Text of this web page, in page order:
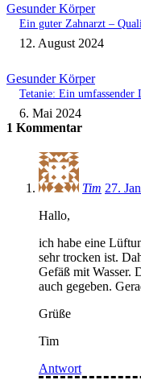
Gesunder Körper
Ein guter Zahnarzt –
12. August 2024
Gesunder Körper
Tetanie: Ein umfassender
6. Mai 2024
1 Kommentar
Tim 27.
Hallo,
ich habe eine
sehr trocken ist.
Gefäß mit Wasser.
auch gegeben.
Grüße
Tim
Antwort